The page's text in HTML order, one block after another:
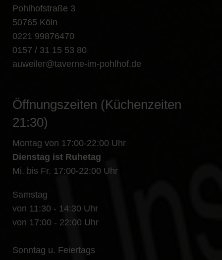
Pohlhofstraße 3
50765 Köln
0221 99876470
0157 / 31 15 53 80
auweiler@taverne-im-pohlhof.de
Öffnungszeiten (Küchenzeiten
21:30)
Montag von 17:00-22:00 Uhr
Dienstag ist Ruhetag
Mi. bis Fr. 17:00-22:00 Uhr
Samstag
von 11:30 - 14:30 Uhr
von 17:00 - 22:00 Uhr
Sonntag u. Feiertags